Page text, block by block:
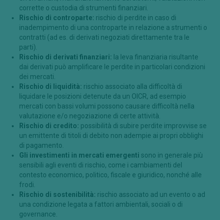
corrette o custodia di strumenti finanziari.
Rischio di controparte: rischio di perdite in caso di
inadempimento di una controparte in relazione a strumenti o
contratti (ad es. di derivati negoziati direttamente tra le
parti).
Rischio di derivati finanziari: la leva finanziaria risultante
dai derivati può amplificare le perdite in particolari condizioni
dei mercati.
Rischio di liquidità: rischio associato alla difficoltà di
liquidare le posizioni detenute da un OICR, ad esempio
mercati con bassi volumi possono causare difficoltà nella
valutazione e/o negoziazione di certe attività.
Rischio di credito: possibilità di subire perdite improvvise se
un emittente di titoli di debito non adempie ai propri obblighi
di pagamento.
Gli investimenti in mercati emergenti sono in generale più
sensibili agli eventi di rischio, come i cambiamenti del
contesto economico, politico, fiscale e giuridico, nonché alle
frodi.
Rischio di sostenibilità: rischio associato ad un evento o ad
una condizione legata a fattori ambientali, sociali o di
governance.